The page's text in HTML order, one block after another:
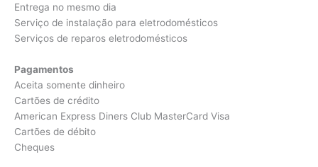
Entrega no mesmo dia
Serviço de instalação para eletrodomésticos
Serviços de reparos eletrodomésticos
Pagamentos
Aceita somente dinheiro
Cartões de crédito
American Express Diners Club MasterCard Visa
Cartões de débito
Cheques